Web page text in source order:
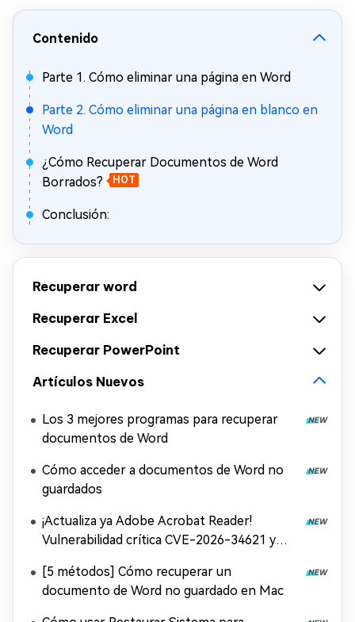
Contenido
Parte 1. Cómo eliminar una página en Word
Parte 2. Cómo eliminar una página en blanco en
Word
¿Cómo Recuperar Documentos de Word
Borrados?
HOT
Conclusión:
Recuperar word
Recuperar Excel
Recuperar PowerPoint
Artículos Nuevos
Los 3 mejores programas para recuperar
documentos de Word
Cómo acceder a documentos de Word no
guardados
¡Actualiza ya Adobe Acrobat Reader!
Vulnerabilidad crítica CVE-2026-34621 y
[5 métodos] Cómo recuperar un
documento de Word no guardado en Mac